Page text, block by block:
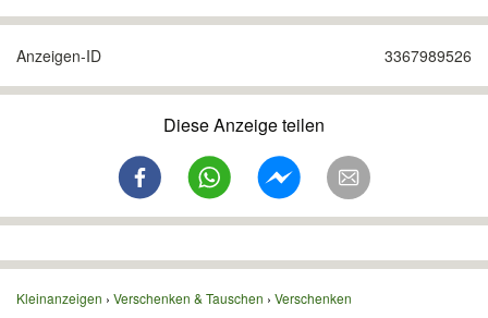
Anzeigen-ID 3367989526
Diese Anzeige teilen
Kleinanzeigen Verschenken & Tauschen Verschenken